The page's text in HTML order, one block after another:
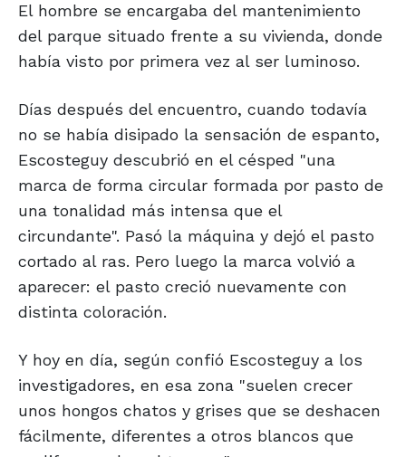
El hombre se encargaba del mantenimiento
del parque situado frente a su vivienda, donde
había visto por primera vez al ser luminoso.
Días después del encuentro, cuando todavía
no se había disipado la sensación de espanto,
Escosteguy descubrió en el césped "una
marca de forma circular formada por pasto de
una tonalidad más intensa que el
circundante". Pasó la máquina y dejó el pasto
cortado al ras. Pero luego la marca volvió a
aparecer: el pasto creció nuevamente con
distinta coloración.
Y hoy en día, según confió Escosteguy a los
investigadores, en esa zona "suelen crecer
unos hongos chatos y grises que se deshacen
fácilmente, diferentes a otros blancos que